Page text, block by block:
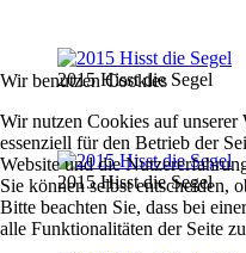
2015 Hisst die Segel
2015 Hisst die Segel
Wir benutzen Cookies
Wir nutzen Cookies auf
essenziell für den Betrieb der
Website und die
Sie können selbst entscheiden,
Bitte beachten Sie, dass bei
alle Funktionalitäten der Seite